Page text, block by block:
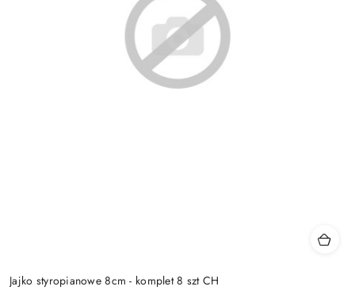
Jajko styropianowe 8cm - komplet 8 szt CH